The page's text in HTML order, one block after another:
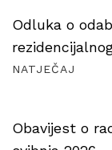
Odluka o
NATJEČAJ
Obavijest o